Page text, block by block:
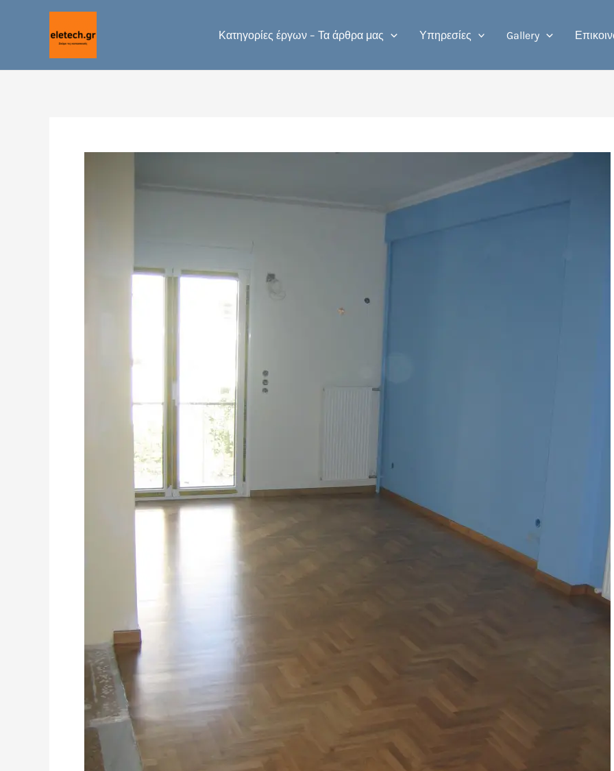
Μετάβαση
περιεχόμενο
Κατηγορίες έργων – Τα άρθρα μας Υπηρεσίες Gallery